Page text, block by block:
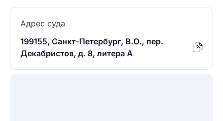
Адрес суда
199155, Санкт-Петербург, В.О., пер.
Декабристов, д. 8, литера А